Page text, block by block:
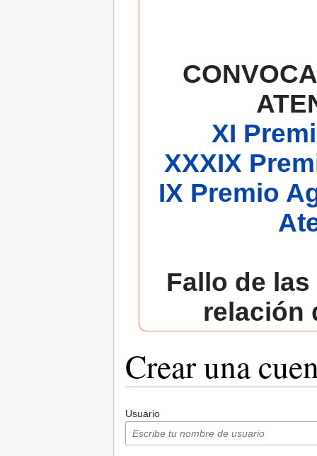
XI
XXXIX
IX Premio
Fallo de
relación
Crear una
Usuario